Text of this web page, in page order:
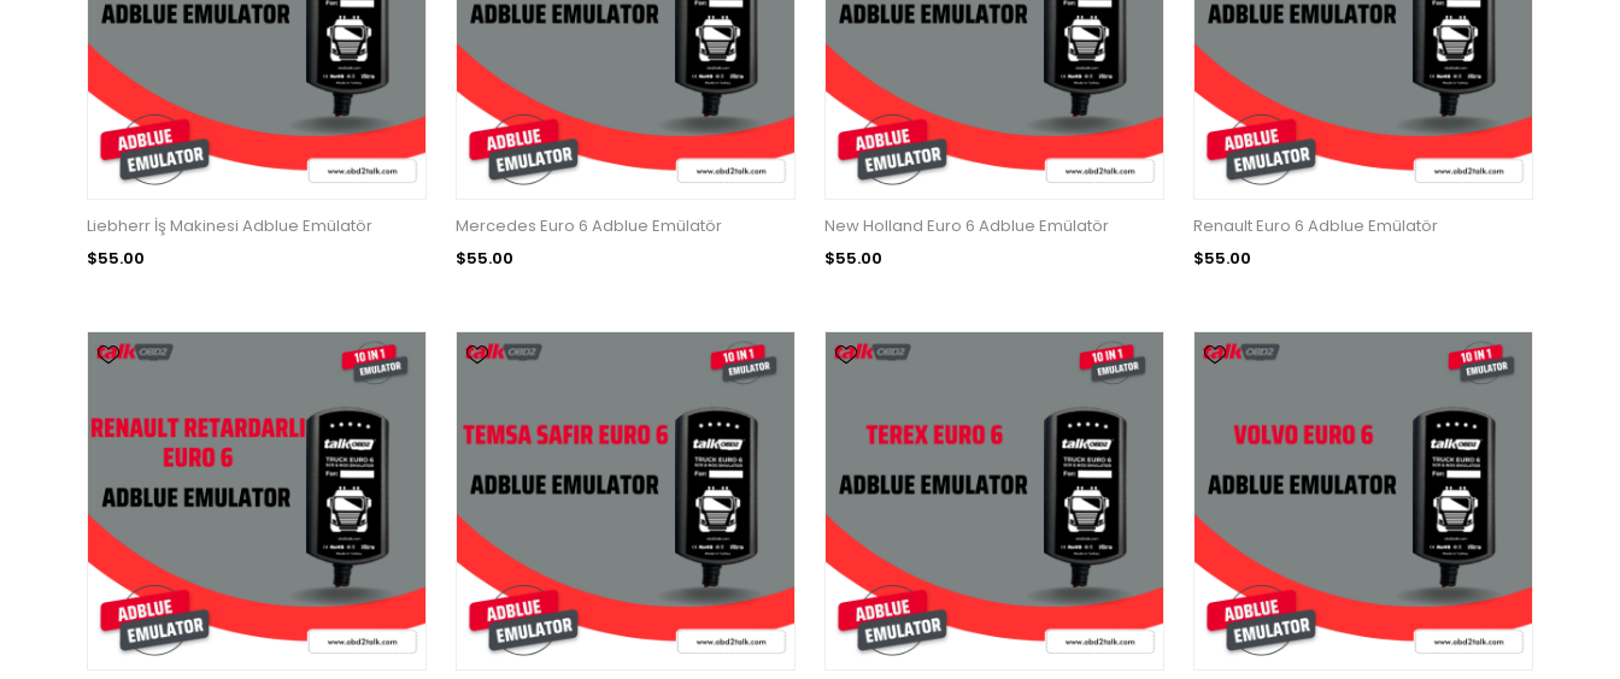
Liebherr İş Makinesi Adblue Emülatör
$55.00
Mercedes Euro 6 Adblue Emülatör
$55.00
New Holland Euro 6 Adblue Emülatör
$55.00
Renault Euro 6 Adblue Emülatör
$55.00